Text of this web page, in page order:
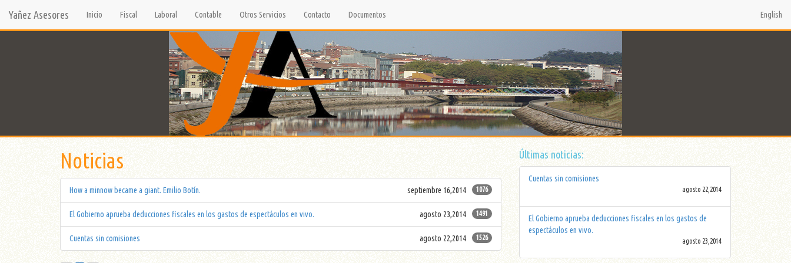
Yañez Asesores Inicio Fiscal Laboral Contable Otros Servicios Contacto Documentos English
Noticias
How a minnow became a giant. Emilio Botín. 1076
septiembre 16,2014
El Gobierno aprueba deducciones fiscales en los gastos de espectáculos en vivo. 1491
agosto 23,2014
Cuentas sin comisiones 1526
agosto 22,2014
Últimas noticias:
Cuentas sin comisiones
agosto 22,2014
El Gobierno aprueba deducciones fiscales en los gastos de
espectáculos en vivo.
agosto 23,2014